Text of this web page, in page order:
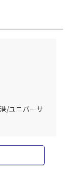
/ユニバーサ